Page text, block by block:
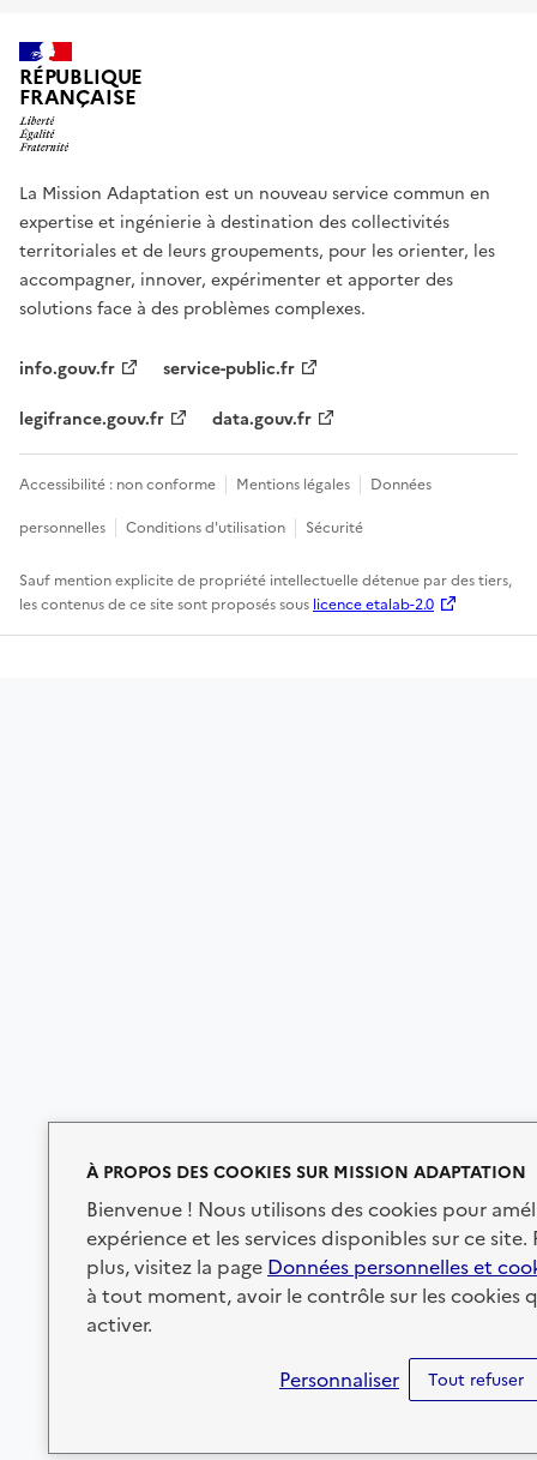
À PROPOS DES COOKIES SUR MISSION ADAPTATION
Bienvenue ! Nous utilisons des cookies pour
expérience et les services disponibles sur ce site.
plus, visitez la page Données personnelles et
à tout moment, avoir le contrôle sur les cookies
activer.
Tout refuser
Personnaliser
RÉPUBLIQUE
FRANÇAISE
La Mission Adaptation est un nouveau service commun en
expertise et ingénierie à destination des collectivités
territoriales et de leurs groupements, pour les orienter, les
accompagner, innover, expérimenter et apporter des
solutions face à des problèmes complexes.
info.gouv.fr
service-public.fr
legifrance.gouv.fr
data.gouv.fr
Accessibilité : non conforme Mentions légales
Données
personnelles
Conditions d'utilisation Sécurité
Sauf mention explicite de propriété intellectuelle détenue par des tiers,
les contenus de ce site sont proposés sous licence etalab-2.0